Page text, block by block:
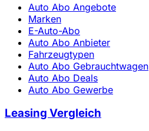
Auto Abo Angebote
Marken
E-Auto-Abo
Auto Abo Anbieter
Fahrzeugtypen
Auto Abo Gebrauchtwagen
Auto Abo Deals
Auto Abo Gewerbe
Leasing Vergleich